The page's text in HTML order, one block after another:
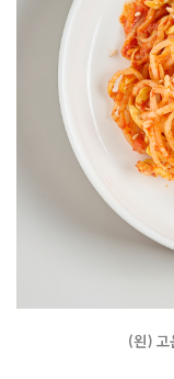
(왼) 고